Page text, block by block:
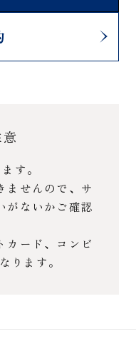
す。
ませんので、サ
がないかご確認
カード、コンビ
ります。